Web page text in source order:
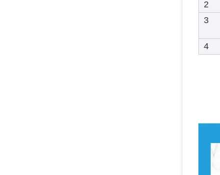
2
3
4